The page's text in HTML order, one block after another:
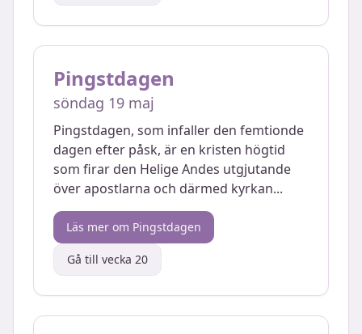
Pingstdagen
söndag 19 maj
Pingstdagen, som infaller den femtionde
dagen efter påsk, är en kristen högtid
som firar den Helige Andes utgjutande
över apostlarna och därmed kyrkan...
Läs mer om Pingstdagen
Gå till vecka 20